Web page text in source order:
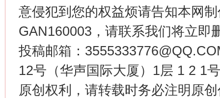
意侵犯到您的权益烦请告知本网
GAN160003，请联系我们将立即
投稿邮箱：
12号（华声国际大厦）1层 1 2 1
原创权利，请转载时务必注明原
今